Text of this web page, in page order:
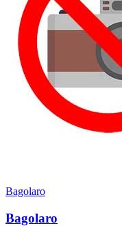
Bagolaro
Bagolaro